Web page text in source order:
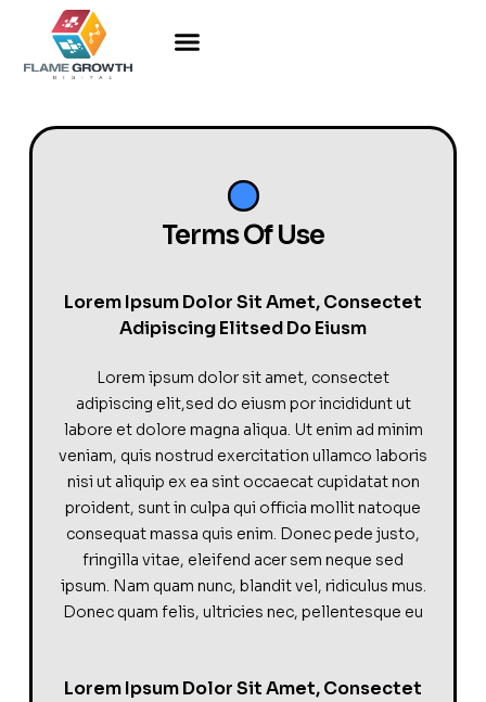
Terms Of Use
Lorem Ipsum Dolor Sit Amet, Consectet
Adipiscing Elitsed Do Eiusm
Lorem ipsum dolor sit amet, consectet
adipiscing elit,sed do eiusm por incididunt ut
labore et dolore magna aliqua. Ut enim ad minim
veniam, quis nostrud exercitation ullamco laboris
nisi ut aliquip ex ea sint occaecat cupidatat non
proident, sunt in culpa qui officia mollit natoque
consequat massa quis enim. Donec pede justo,
fringilla vitae, eleifend acer sem neque sed
ipsum. Nam quam nunc, blandit vel, ridiculus mus.
Donec quam felis, ultricies nec, pellentesque eu
Lorem Ipsum Dolor Sit Amet, Consectet